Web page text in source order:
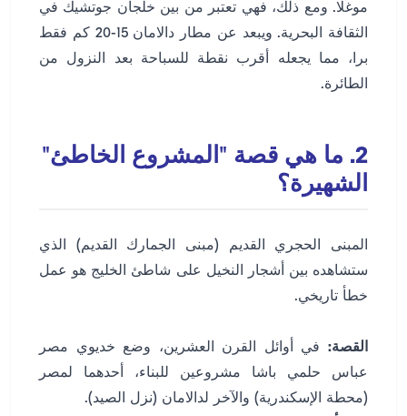
موغلا. ومع ذلك، فهي تعتبر من بين خلجان جوتشيك في
الثقافة البحرية. ويبعد عن مطار دالامان 15-20 كم فقط
برا، مما يجعله أقرب نقطة للسباحة بعد النزول من
الطائرة.
2. ما هي قصة "المشروع الخاطئ"
الشهيرة؟
المبنى الحجري القديم (مبنى الجمارك القديم) الذي
ستشاهده بين أشجار النخيل على شاطئ الخليج هو عمل
خطأ تاريخي.
القصة: في أوائل القرن العشرين، وضع خديوي مصر
عباس حلمي باشا مشروعين للبناء، أحدهما لمصر
(محطة الإسكندرية) والآخر لدالامان (نزل الصيد).